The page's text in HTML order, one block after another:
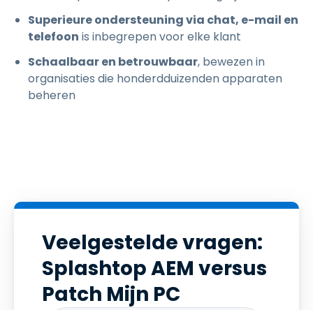
Superieure ondersteuning via chat, e-mail en
telefoon is inbegrepen voor elke klant
Schaalbaar en betrouwbaar, bewezen in
organisaties die honderdduizenden apparaten
beheren
Veelgestelde vragen:
Splashtop AEM versus
Patch Mijn PC